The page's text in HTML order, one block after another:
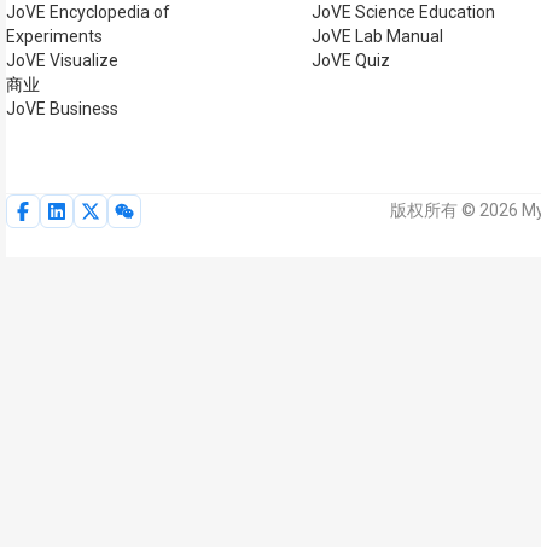
JoVE Encyclopedia of
Experiments
JoVE Visualize
商业
JoVE Business
JoVE Science Education
JoVE Lab Manual
JoVE Quiz
版权所有 © 2026